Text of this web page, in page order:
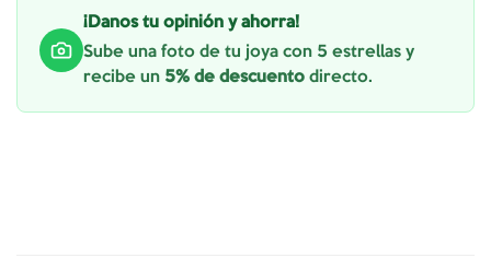
¡Danos tu opinión y ahorra!
Sube una foto de tu joya con 5 estrellas y
recibe un 5% de descuento directo.